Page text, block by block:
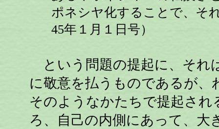
ポネシヤ化することで、そ
45年１月１日号）
という問題の提起に、それ
に敬意を払うものであるが
そのようなかたちで提起さ
ろ、自己の内側にあって、大